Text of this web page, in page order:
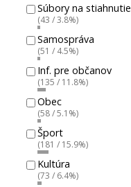
Súbory na stiahnutie
(43 / 3.8%)
Samospráva
(51 / 4.5%)
Inf. pre občanov
(135 / 11.8%)
Obec
(58 / 5.1%)
Šport
(181 / 15.9%)
Kultúra
(73 / 6.4%)